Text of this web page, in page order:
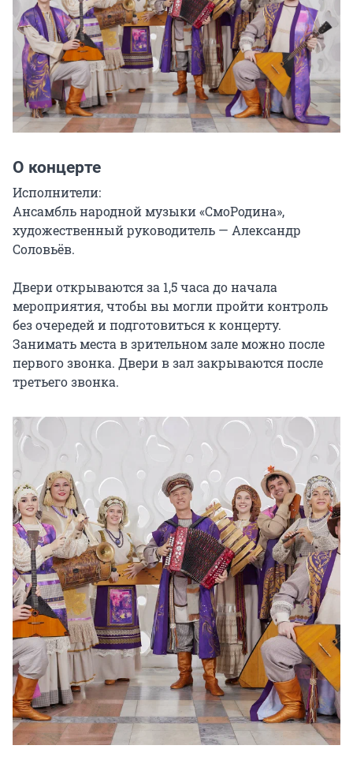
О концерте
Исполнители:
Ансамбль народной музыки «СмоРодина»,
художественный руководитель — Александр
Соловьёв.
Двери открываются за 1,5 часа до начала
мероприятия, чтобы вы могли пройти контроль
без очередей и подготовиться к концерту.
Занимать места в зрительном зале можно после
первого звонка. Двери в зал закрываются после
третьего звонка.